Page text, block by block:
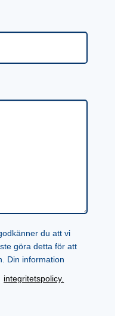
du att vi
göra detta för att
Din information
integritetspolicy.